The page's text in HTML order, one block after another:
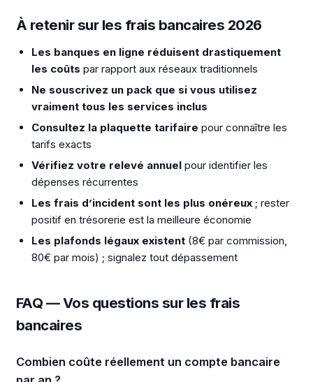
À retenir sur les frais bancaires 2026
Les banques en ligne réduisent drastiquement
les coûts par rapport aux réseaux traditionnels
Ne souscrivez un pack que si vous utilisez
vraiment tous les services inclus
Consultez la plaquette tarifaire pour connaître les
tarifs exacts
Vérifiez votre relevé annuel pour identifier les
dépenses récurrentes
Les frais d’incident sont les plus onéreux ; rester
positif en trésorerie est la meilleure économie
Les plafonds légaux existent (8€ par commission,
80€ par mois) ; signalez tout dépassement
FAQ — Vos questions sur les frais
bancaires
Combien coûte réellement un compte bancaire